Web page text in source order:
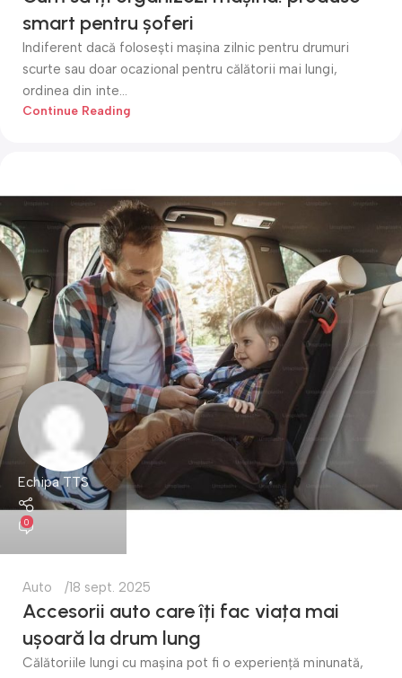
smart pentru șoferi
Indiferent dacă folosești mașina zilnic pentru drumuri
scurte sau doar ocazional pentru călătorii mai lungi,
ordinea din inte...
Continue Reading
Echipa TTS
0
Auto 18 sept. 2025
Accesorii auto care îți fac viața mai
ușoară la drum lung
Călătoriile lungi cu mașina pot fi o experiență minunată,